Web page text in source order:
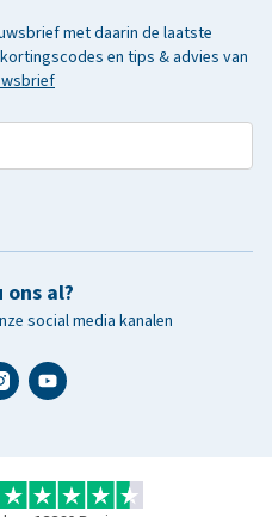
met daarin de laatste
en tips & advies van
al?
social media kanalen